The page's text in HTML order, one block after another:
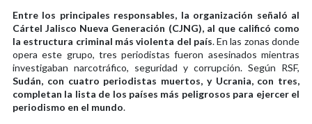
Entre los principales responsables, la organización señaló al
Cártel Jalisco Nueva Generación (CJNG), al que calificó como
la estructura criminal más violenta del país. En las zonas donde
opera este grupo, tres periodistas fueron asesinados mientras
investigaban narcotráfico, seguridad y corrupción. Según RSF,
Sudán, con cuatro periodistas muertos, y Ucrania, con tres,
completan la lista de los países más peligrosos para ejercer el
periodismo en el mundo.